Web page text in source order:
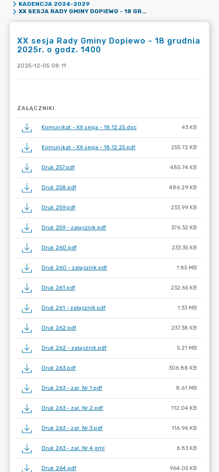
KADENCJA 2024-2029
XX SESJA RADY GMINY DOPIEWO - 18 GRUDNIA 2025R. O GODZ. 1400
XX sesja Rady Gminy Dopiewo - 18 grudnia
2025r. o godz. 1400
2025-12-05 08:11
ZAŁĄCZNIKI
Komunikat - XX sesja - 18.12.25.doc 43 KB
Komunikat - XX sesja - 18.12.25.pdf 255.72 KB
Druk 257.pdf 485.74 KB
Druk 258.pdf 486.29 KB
Druk 259.pdf 233.99 KB
Druk 259 - załącznik.pdf 376.32 KB
Druk 260.pdf 233.35 KB
Druk 260 - załącznik.pdf 1.85 MB
Druk 261.pdf 232.65 KB
Druk 261 - załącznik.pdf 1.33 MB
Druk 262.pdf 237.38 KB
Druk 262 - załącznik.pdf 5.21 MB
Druk 263.pdf 306.88 KB
Druk 263 - zał. Nr 1.pdf 8.61 MB
Druk 263 - zał. Nr 2.pdf 112.04 KB
Druk 263 - zał. Nr 3.pdf 116.96 KB
Druk 263 - zał. Nr 4.gml 6.83 KB
Druk 264.pdf 964.05 KB